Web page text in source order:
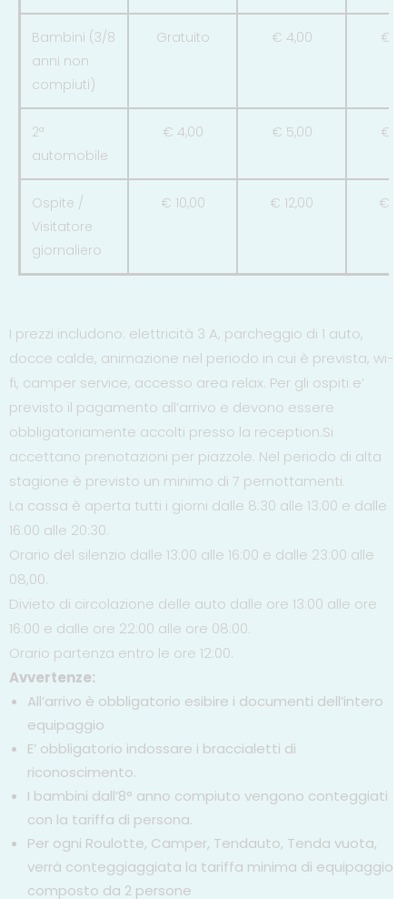
Bambini (3/8
anni non
compiuti)
Gratuito € 4,00 €
2ª
automobile
€ 4,00 € 5,00 €
Ospite /
Visitatore
giornaliero
€ 10,00 € 12,00 €
I prezzi includono: elettricità 3 A, parcheggio di 1 auto,
docce calde, animazione nel periodo in cui è prevista, wi-
fi, camper service, accesso area relax. Per gli ospiti e’
previsto il pagamento all’arrivo e devono essere
obbligatoriamente accolti presso la reception.Si
accettano prenotazioni per piazzole. Nel periodo di alta
stagione è previsto un minimo di 7 pernottamenti.
La cassa è aperta tutti i giorni dalle 8:30 alle 13:00 e dalle
16:00 alle 20:30.
Orario del silenzio dalle 13:00 alle 16:00 e dalle 23:00 alle
08,00.
Divieto di circolazione delle auto dalle ore 13:00 alle ore
16:00 e dalle ore 22:00 alle ore 08:00.
Orario partenza entro le ore 12:00.
Avvertenze:
All’arrivo è obbligatorio esibire i documenti dell’intero
equipaggio
E’ obbligatorio indossare i braccialetti di
riconoscimento.
I bambini dall’8° anno compiuto vengono conteggiati
con la tariffa di persona.
Per ogni Roulotte, Camper, Tendauto, Tenda vuota,
verrà conteggiaggiata la tariffa minima di equipaggio
composto da 2 persone